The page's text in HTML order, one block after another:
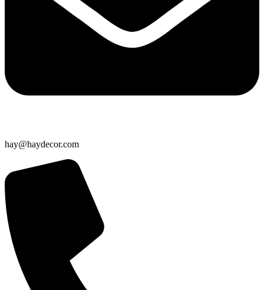
hay@haydecor.com